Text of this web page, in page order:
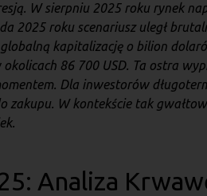
W sierpniu 2025 roku rynek
2025 roku scenariusz uległ
kapitalizację o bilion
86 700 USD. Ta ostra
Dla inwestorów
zakupu. W kontekście tak
Analiza